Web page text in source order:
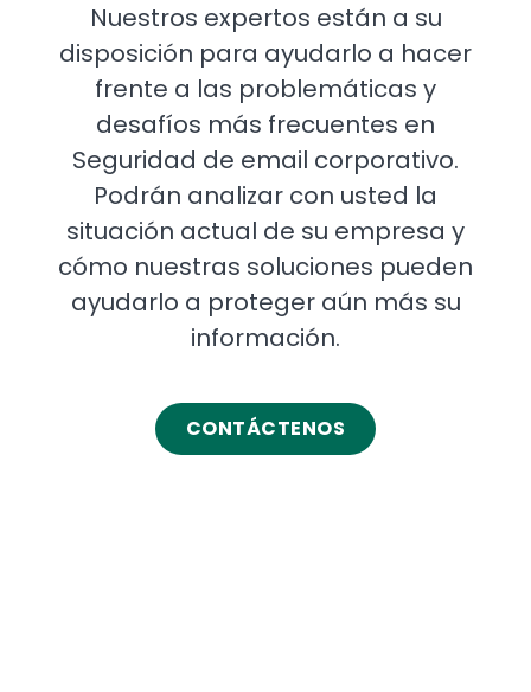
Nuestros expertos están a su
disposición para ayudarlo a hacer
frente a las problemáticas y
desafíos más frecuentes en
Seguridad de email corporativo.
Podrán analizar con usted la
situación actual de su empresa y
cómo nuestras soluciones pueden
ayudarlo a proteger aún más su
información.
CONTÁCTENOS